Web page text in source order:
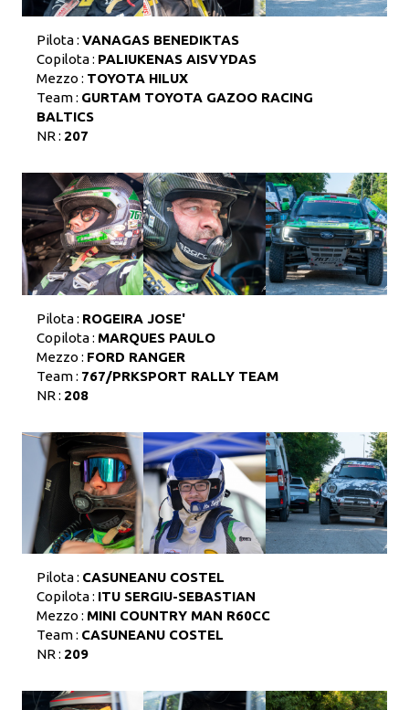
Pilota : VANAGAS BENEDIKTAS
Copilota : PALIUKENAS AISVYDAS
Mezzo : TOYOTA HILUX
Team : GURTAM TOYOTA GAZOO RACING
BALTICS
NR : 207
Pilota : ROGEIRA JOSE'
Copilota : MARQUES PAULO
Mezzo : FORD RANGER
Team : 767/PRKSPORT RALLY TEAM
NR : 208
Pilota : CASUNEANU COSTEL
Copilota : ITU SERGIU-SEBASTIAN
Mezzo : MINI COUNTRY MAN R60CC
Team : CASUNEANU COSTEL
NR : 209